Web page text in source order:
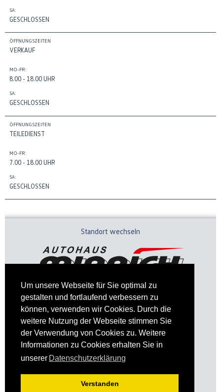
Um unsere Webseite für Sie optimal zu
gestalten und fortlaufend verbessern zu
können, verwenden wir Cookies. Durch die
weitere Nutzung der Webseite stimmen Sie
der Verwendung von Cookies zu. Weitere
Informationen zu Cookies erhalten Sie in
unserer Datenschutzerklärung
Verstanden
SA:
GESCHLOSSEN
ÖFFNUNGSZEITEN
VERKAUF
MO-FR:
8.00 - 18.00 UHR
SA:
GESCHLOSSEN
ÖFFNUNGSZEITEN
TEILEDIENST
MO-FR:
7.00 - 18.00 UHR
SA:
GESCHLOSSEN
Standort wechseln
Impressum Datenschutz